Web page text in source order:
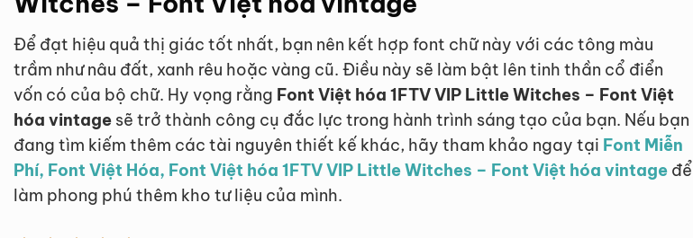
Để đạt hiệu quả thị giác tốt nhất, bạn nên kết hợp font chữ này với các tông màu
trầm như nâu đất, xanh rêu hoặc vàng cũ. Điều này sẽ làm bật lên tinh thần cổ điển
vốn có của bộ chữ. Hy vọng rằng Font Việt hóa 1FTV VIP Little Witches – Font Việt
hóa vintage sẽ trở thành công cụ đắc lực trong hành trình sáng tạo của bạn. Nếu bạn
đang tìm kiếm thêm các tài nguyên thiết kế khác, hãy tham khảo ngay tại Font Miễn
Phí, Font Việt Hóa, Font Việt hóa 1FTV VIP Little Witches – Font Việt hóa vintage để
làm phong phú thêm kho tư liệu của mình.